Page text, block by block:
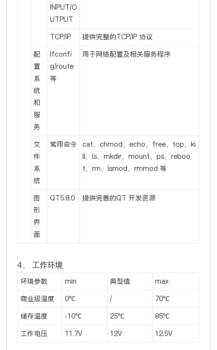
INPUT/O
UTPUT
TCP/IP 提供完整的TCP/IP 协议
配
置
系
统
和
服
务
Ifconfi
g/route
等
用于网络配置及相关服务程序
文
件
系
统
常用命令
cat、chmod、echo、free、top、ki
ll、ls、mkdir、mount、ps、reboo
t、rm、lsmod、rmmod 等
图
形
界
面
QT5.8.0 提供完善的QT 开发资源
4、 工作环境
环境参数 min 典型值 max
商业级温度 0℃ / 70℃
储存温度 -10℃ 25℃ 85℃
工作电压 11.7V 12V 12.5V